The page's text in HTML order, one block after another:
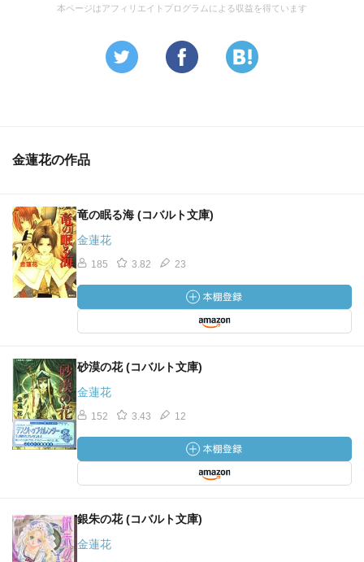
本ページはアフィリエイトプログラムによる収益を得ています
金蓮花の作品
竜の眠る海 (コバルト文庫)
金蓮花
185 3.82 23
砂漠の花 (コバルト文庫)
金蓮花
152 3.43 12
銀朱の花 (コバルト文庫)
金蓮花